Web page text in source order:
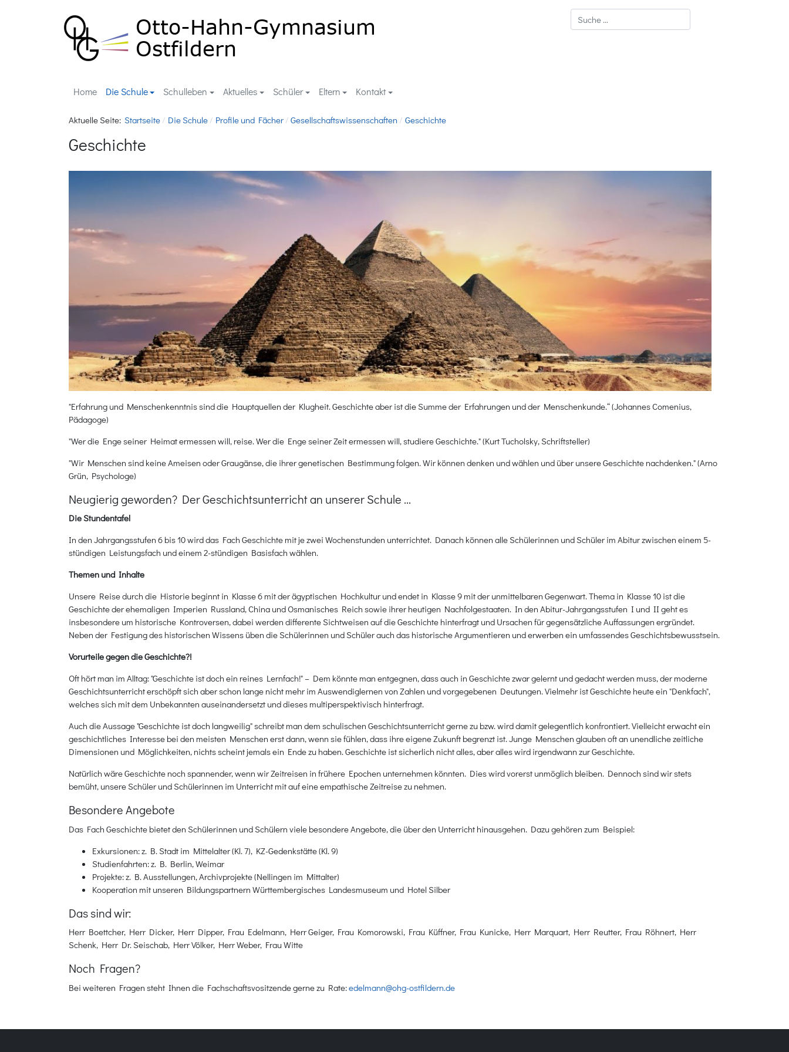
Suchen
Home Die Schule Schulleben Aktuelles Schüler Eltern Kontakt
Aktuelle Seite: Startseite Die Schule Profile und Fächer Gesellschaftswissenschaften Geschichte
Geschichte
"Erfahrung und Menschenkenntnis sind die Hauptquellen der Klugheit. Geschichte aber ist die Summe der Erfahrungen und der Menschenkunde.“ (Johannes Comenius,
Pädagoge)
"Wer die Enge seiner Heimat ermessen will, reise. Wer die Enge seiner Zeit ermessen will, studiere Geschichte." (Kurt Tucholsky, Schriftsteller)
"Wir Menschen sind keine Ameisen oder Graugänse, die ihrer genetischen Bestimmung folgen. Wir können denken und wählen und über unsere Geschichte nachdenken." (Arno
Grün, Psychologe)
Neugierig geworden? Der Geschichtsunterricht an unserer Schule ...
Die Stundentafel
In den Jahrgangsstufen 6 bis 10 wird das Fach Geschichte mit je zwei Wochenstunden unterrichtet. Danach können alle Schülerinnen und Schüler im Abitur zwischen einem 5-
stündigen Leistungsfach und einem 2-stündigen Basisfach wählen.
Themen und Inhalte
Unsere Reise durch die Historie beginnt in Klasse 6 mit der ägyptischen Hochkultur und endet in Klasse 9 mit der unmittelbaren Gegenwart. Thema in Klasse 10 ist die
Geschichte der ehemaligen Imperien Russland, China und Osmanisches Reich sowie ihrer heutigen Nachfolgestaaten. In den Abitur-Jahrgangsstufen I und II geht es
insbesondere um historische Kontroversen, dabei werden differente Sichtweisen auf die Geschichte hinterfragt und Ursachen für gegensätzliche Auffassungen ergründet.
Neben der Festigung des historischen Wissens üben die Schülerinnen und Schüler auch das historische Argumentieren und erwerben ein umfassendes Geschichtsbewusstsein.
Vorurteile gegen die Geschichte?!
Oft hört man im Alltag: "Geschichte ist doch ein reines Lernfach!" – Dem könnte man entgegnen, dass auch in Geschichte zwar gelernt und gedacht werden muss, der moderne
Geschichtsunterricht erschöpft sich aber schon lange nicht mehr im Auswendiglernen von Zahlen und vorgegebenen Deutungen. Vielmehr ist Geschichte heute ein "Denkfach",
welches sich mit dem Unbekannten auseinandersetzt und dieses multiperspektivisch hinterfragt.
Auch die Aussage "Geschichte ist doch langweilig" schreibt man dem schulischen Geschichtsunterricht gerne zu bzw. wird damit gelegentlich konfrontiert. Vielleicht erwacht ein
geschichtliches Interesse bei den meisten Menschen erst dann, wenn sie fühlen, dass ihre eigene Zukunft begrenzt ist. Junge Menschen glauben oft an unendliche zeitliche
Dimensionen und Möglichkeiten, nichts scheint jemals ein Ende zu haben. Geschichte ist sicherlich nicht alles, aber alles wird irgendwann zur Geschichte.
Natürlich wäre Geschichte noch spannender, wenn wir Zeitreisen in frühere Epochen unternehmen könnten. Dies wird vorerst unmöglich bleiben. Dennoch sind wir stets
bemüht, unsere Schüler und Schülerinnen im Unterricht mit auf eine empathische Zeitreise zu nehmen.
Besondere Angebote
Das Fach Geschichte bietet den Schülerinnen und Schülern viele besondere Angebote, die über den Unterricht hinausgehen. Dazu gehören zum Beispiel:
Exkursionen: z. B. Stadt im Mittelalter (Kl. 7), KZ-Gedenkstätte (Kl. 9)
Studienfahrten: z. B. Berlin, Weimar
Projekte: z. B. Ausstellungen, Archivprojekte (Nellingen im Mittalter)
Kooperation mit unseren Bildungspartnern Württembergisches Landesmuseum und Hotel Silber
Das sind wir:
Herr Boettcher, Herr Dicker, Herr Dipper, Frau Edelmann, Herr Geiger, Frau Komorowski, Frau Küffner, Frau Kunicke, Herr Marquart, Herr Reutter, Frau Röhnert, Herr
Schenk, Herr Dr. Seischab, Herr Völker, Herr Weber, Frau Witte
Noch Fragen?
Bei weiteren Fragen steht Ihnen die Fachschaftsvositzende gerne zu Rate:edelmann@ohg-ostfildern.de